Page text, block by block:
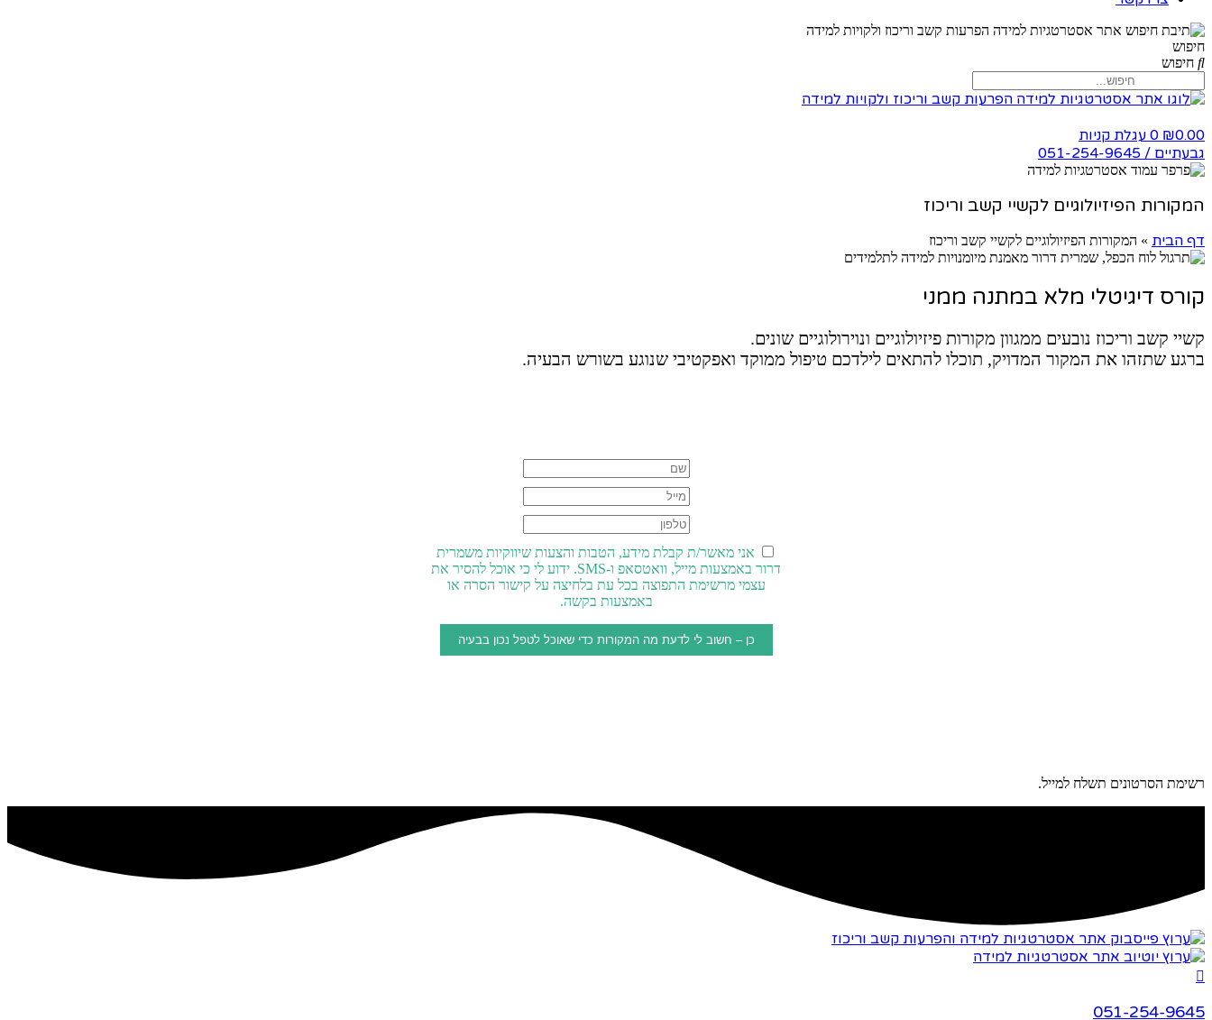
חיפוש
חיפוש
₪0.00
0 עגלת קניות
גבעתיים / 051-254-9645
המקורות הפיזיולוגיים לקשיי קשב וריכוז
דף הבית » המקורות הפיזיולוגיים לקשיי קשב וריכוז
קורס דיגיטלי מלא במתנה ממני
קשיי קשב וריכוז נובעים ממגוון מקורות פיזיולוגיים ונוירולוגיים שונים.
ברגע שתזהו את המקור המדויק, תוכלו להתאים לילדכם טיפול ממוקד ואפקטיבי שנוגע בשורש הבעיה.​
אני מאשר/ת קבלת מידע, הטבות והצעות שיווקיות משמרית
דרור באמצעות מייל, וואטסאפ ו-SMS. ידוע לי כי אוכל להסיר את
עצמי מרשימת התפוצה בכל עת בלחיצה על קישור הסרה או
באמצעות בקשה.
כן – חשוב לי לדעת מה המקורות כדי שאוכל לטפל נכון בבעיה
רשימת הסרטונים תשלח למייל.
051-254-9645